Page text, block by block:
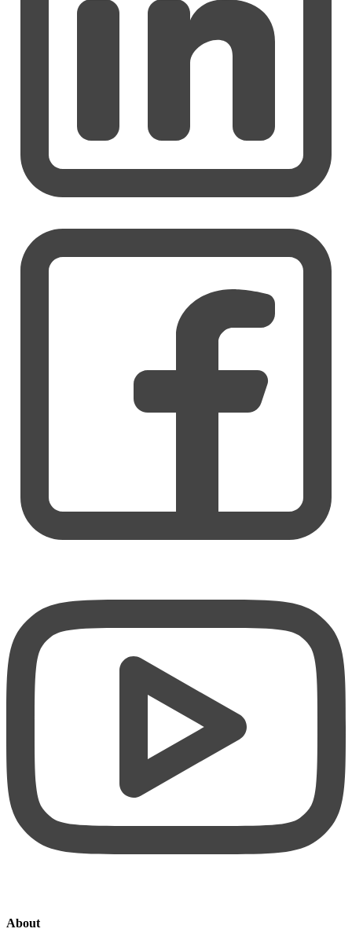
About